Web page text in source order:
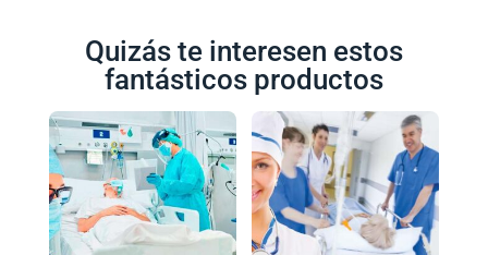
Quizás te interesen estos
fantásticos productos